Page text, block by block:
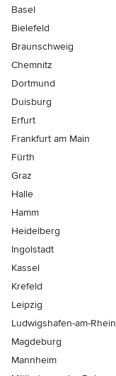
Basel
Bielefeld
Braunschweig
Chemnitz
Dortmund
Duisburg
Erfurt
Frankfurt am Main
Fürth
Graz
Halle
Hamm
Heidelberg
Ingolstadt
Kassel
Krefeld
Leipzig
Ludwigshafen-am-Rhein
Magdeburg
Mannheim